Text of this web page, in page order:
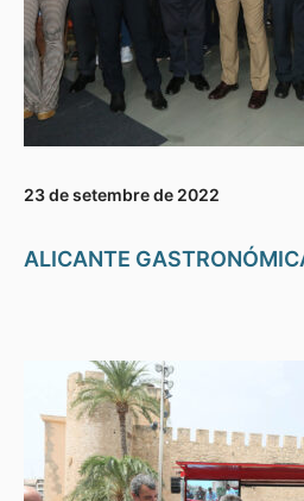
23 de setembre de 2022
ALICANTE